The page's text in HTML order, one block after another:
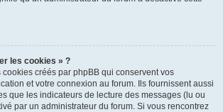
les cookies » ?
créés par phpBB qui conservent vos
et votre connexion au forum. Ils fournissent aussi
que les indicateurs de lecture des messages (lu ou
par un administrateur du forum. Si vous rencontrez